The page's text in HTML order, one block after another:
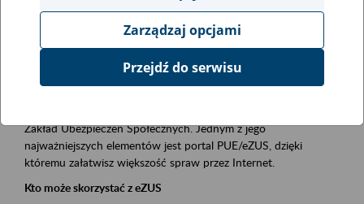
obsługa klientów
Opis wydarzenia
Platforma Usług Elektronicznych ZUS eZUS
Zakład Ubezpieczeń Społecznych. Jednym z jego
najważniejszych elementów jest portal PUE/eZUS, dzięki
któremu załatwisz większość spraw przez Internet.
Kto może skorzystać z eZUS
Zarządzaj opcjami
Przejdź do serwisu